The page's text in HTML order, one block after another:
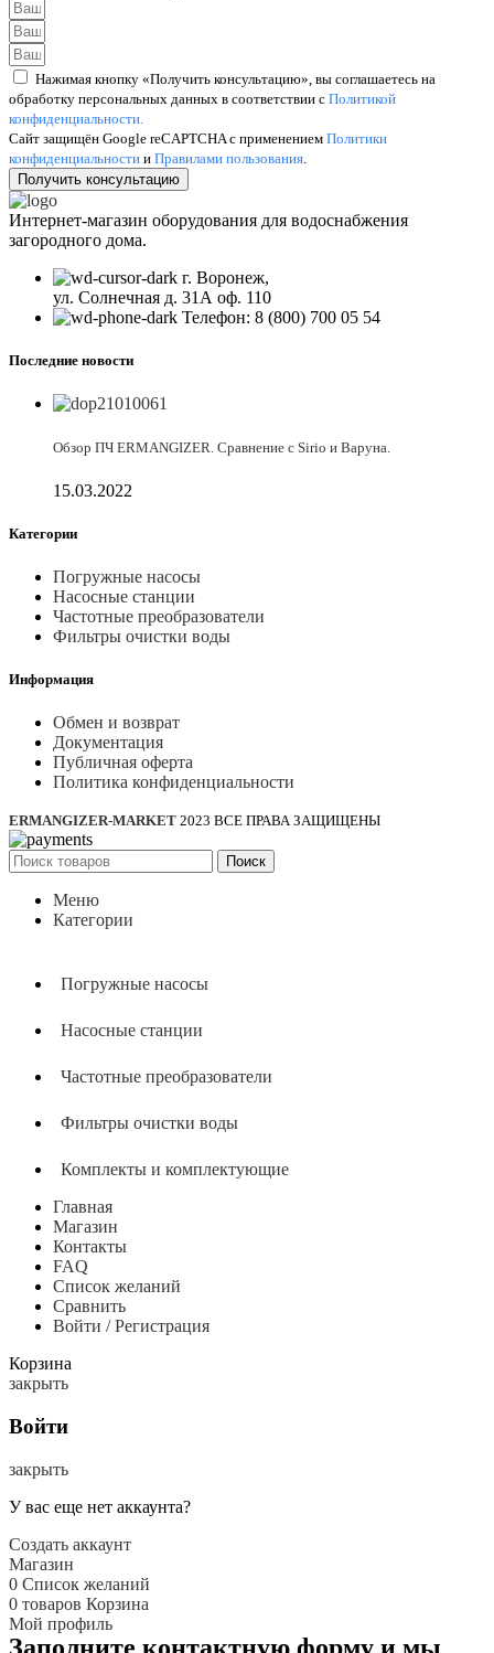
Нажимая кнопку «Получить консультацию», вы соглашаетесь на
обработку персональных данных в соответствии с Политикой
конфиденциальности.
Сайт защищён Google reCAPTCHA с применением Политики
конфиденциальности и Правилами пользования.
Получить консультацию
Интернет-магазин оборудования для водоснабжения
загородного дома.
г. Воронеж,
ул. Солнечная д. 31А оф. 110
Телефон: 8 (800) 700 05 54
Последние новости
Обзор ПЧ ERMANGIZER. Сравнение с Sirio и Варуна.
15.03.2022
Категории
Погружные насосы
Насосные станции
Частотные преобразователи
Фильтры очистки воды
Информация
Обмен и возврат
Документация
Публичная оферта
Политика конфиденциальности
ERMANGIZER-MARKET 2023 ВСЕ ПРАВА ЗАЩИЩЕНЫ
Поиск
Меню
Категории
Погружные насосы
Насосные станции
Частотные преобразователи
Фильтры очистки воды
Комплекты и комплектующие
Главная
Магазин
Контакты
FAQ
Список желаний
Сравнить
Войти / Регистрация
Корзина
закрыть
Войти
закрыть
У вас еще нет аккаунта?
Создать аккаунт
Магазин
0 Список желаний
0 товаров Корзина
Мой профиль